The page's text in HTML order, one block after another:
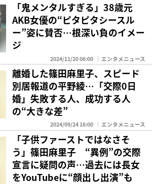
「鬼メンタルすぎる」38歳元
AKB女優の“ピタピタシースル
ー”姿に賛否…根深い負のイメー
ジ
2024/11/20 06:00 エンタメニュース
離婚した篠田麻里子、スピード
別居報道の平野綾…「交際0日
婚」失敗する人、成功する人
の“大きな差”
2024/09/24 16:00 エンタメニュース
「子供ファーストではなさそ
う」篠田麻里子 “異例”の交際
宣言に疑問の声…過去には長女
をYouTubeに“顔出し出演”も